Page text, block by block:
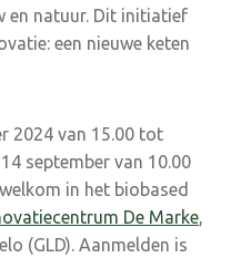
en natuur. Dit initiatief
een nieuwe keten
2024 van 15.00 tot
september van 10.00
in het biobased
De Marke,
(GLD). Aanmelden is